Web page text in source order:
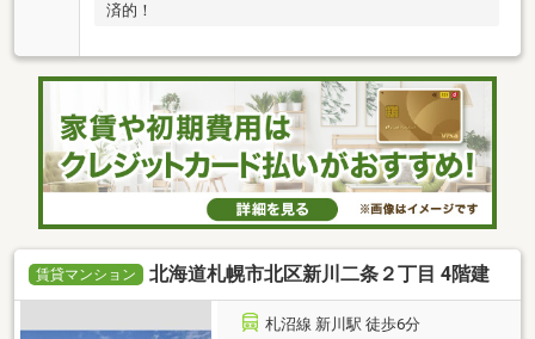
済的！
賃貸マンション 北海道札幌市北区新川二条２丁目 4階建
札沼線 新川駅 徒歩6分